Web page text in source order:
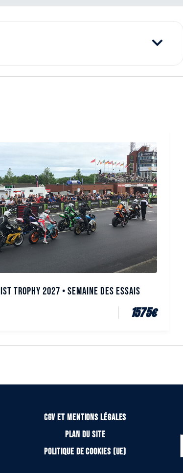
Trophy 2027 • Semaine des essais
1575€
CGV et mentions légales
Plan du site
Politique de cookies (UE)